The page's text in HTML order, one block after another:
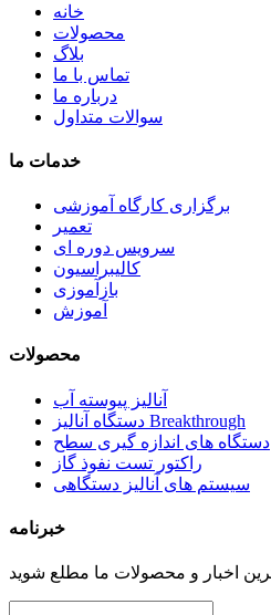
خانه
محصولات
بلاگ
تماس با ما
درباره ما
سوالات متداول
خدمات ما
برگزاری کارگاه آموزشی
تعمیر
سرویس دوره ای
کالیبراسیون
بازآموزی
آموزش
محصولات
آنالیز پیوسته آب
دستگاه آنالیز Breakthrough
دستگاه های اندازه گیری سطح
راکتور تست نفوذ گاز
سیستم های آنالیز دستگاهی
خبرنامه